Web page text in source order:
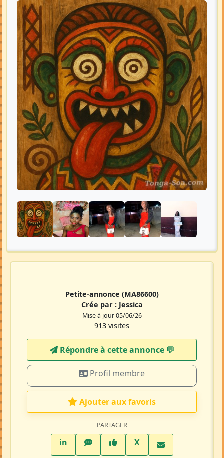
Petite-annonce (MA86600)
Crée par : Jessica
Mise à jour 05/06/26
913 visites
Répondre à cette annonce 💬​
Profil membre
Ajouter aux favoris
PARTAGER
inLinkedInWhatsAppFacebook
XTwitter X